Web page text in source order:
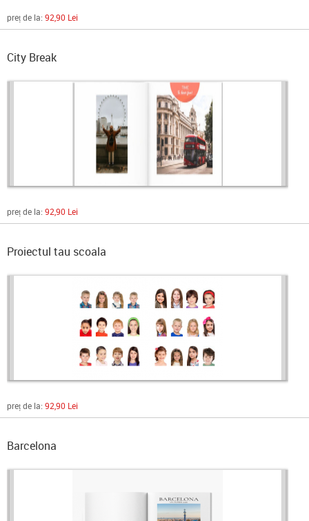
preț de la: 92,90 Lei
City Break
preț de la: 92,90 Lei
Proiectul tau scoala
preț de la: 92,90 Lei
Barcelona